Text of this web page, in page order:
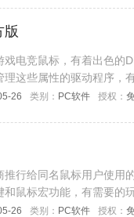
版
电竞鼠标，有着出色的
这些属性的驱动程序，
26 类别： PC软件 授权：
行给同名鼠标用户使用
和鼠标宏功能，有需要的
26 类别： PC软件 授权：